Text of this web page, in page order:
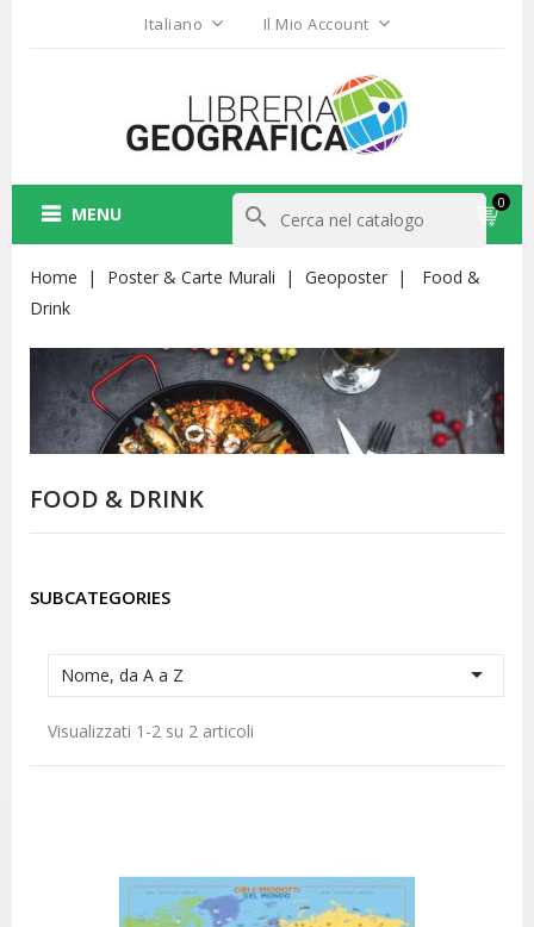
Italiano Il Mio Account
0
MENU search
Home Poster & Carte Murali Geoposter
Food &
Drink
FOOD & DRINK
SUBCATEGORIES
Nome, da A a Z 
Visualizzati 1-2 su 2 articoli